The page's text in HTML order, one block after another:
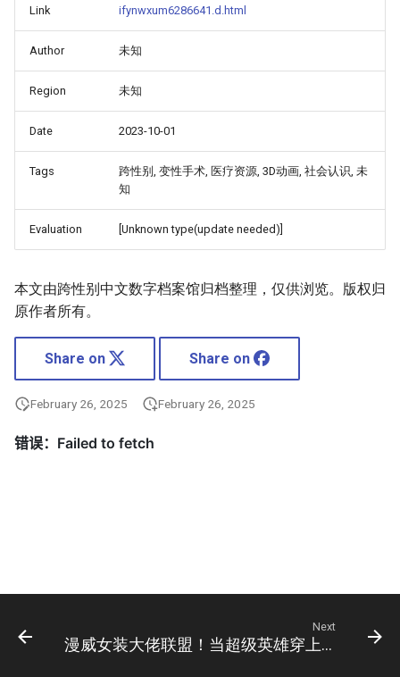
Link
ifynwxum6286641.d.html
Author 未知
Region 未知
Date 2023-10-01
Tags
跨性别, 变性手术, 医疗资源, 3D动画, 社会认识, 未
知
Evaluation [Unknown type(update needed)]
本文由跨性别中文数字档案馆归档整理，仅供浏览。版权归
原作者所有。
Share on Share on
February 26, 2025 February 26, 2025
Next
漫威女装大佬联盟！当超级英雄穿上女装时，这还是我们认识的美队